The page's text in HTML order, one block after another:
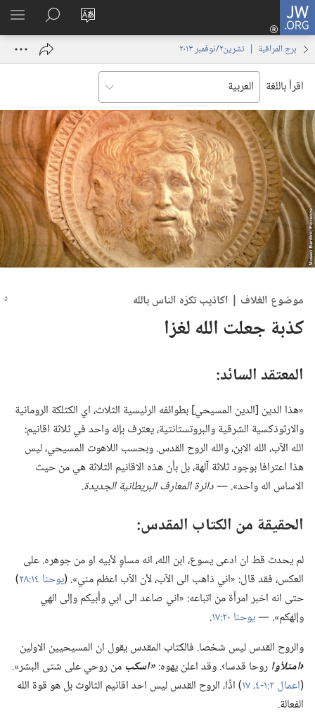
JW.ORG
تغيير
الموقع
تسجيل
الدخول
نافذة
البحث
في
JW.‎ORG
برج المراقبة | ‏‎تشرين٢/نوفمبر‏ ‏‎٢٠١٣‏
اقرأ باللغة
موضوع الغلاف | اكاذيب تكرّه الناس بالله
كذبة جعلت الله لغزا
المعتقد السائد:‏
«هذا الدين [الدين المسيحي] بطوائفه الرئيسية الثلاث،‏ اي الكثلكة الرومانية
والارثوذكسية الشرقية والبروتستانتية،‏ يعترف بإله واحد في ثلاثة اقانيم:‏
الله الآب،‏ الله الابن،‏ والله الروح القدس.‏ وبحسب اللاهوت المسيحي،‏ ليس
هذا اعترافا بوجود ثلاثة آلهة،‏ بل بأن هذه الاقانيم الثلاثة هي من حيث
الاساس اله واحد».‏ —‏دائرة المعارف البريطانية الجديدة.‏
الحقيقة من الكتاب المقدس:‏
لم يحدث قط ان ادعى يسوع،‏ ابن الله،‏ انه مساوٍ لأبيه او من جوهره.‏ على
العكس،‏ فقد قال:‏ «اني ذاهب الى الآب،‏ لأن الآب اعظم مني».‏ (‏يوحنا ١٤:‏٢٨
‏)‏
حتى انه اخبر امرأة من اتباعه:‏ «اني صاعد الى ابي وأبيكم وإلى الهي
وإلهكم».‏ —‏يوحنا ٢٠:‏١٧
‏.‏
والروح القدس ليس شخصا.‏ فالكتاب المقدس يقول ان المسيحيين الاولين
‏‹امتلأوا روحا قدسا›.‏ وقد اعلن يهوه:‏‏«اسكبمن روحي على شتى البشر».‏
(‏اعمال ٢:‏​١-‏٤،‏
‏)‏ اذًا،‏ الروح القدس ليس احد اقانيم الثالوث بل هو قوة الله
الفعالة.‏